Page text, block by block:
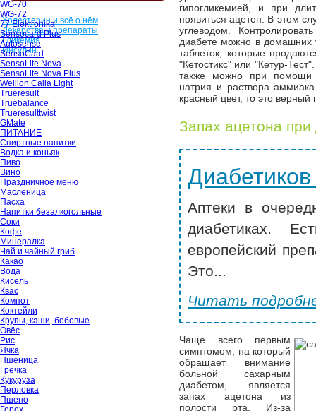
WG-70
WG-72
77 Elektronika
Sensocard Plus
Autosense
SensoCard
SensoLite Nova
SensoLite Nova Plus
Wellion Calla Light
Trueresult
Truebalance
Trueresulttwist
GMate
ПИТАНИЕ
Спиртные напитки
Водка и коньяк
Пиво
Вино
Праздничное меню
Масленица
Пасха
Напитки безалкогольные
Соки
Кофе
Минералка
Чай и чайный гриб
Какао
Вода
Кисель
Квас
Компот
Коктейли
Крупы, каши, бобовые
Овёс
Рис
Ячка
Пшеница
Гречка
Кукуруза
Перловка
Пшено
Холестерин и всё о нём
Лекарства и препараты
Гликемия
Инсулин
гипогликемией, и при
появиться ацетон. В этом
углеводом.
диабете можно в домашних
таблеток, которые
"Кетостикс" или "Кетур-
также можно при помощи
натрия и раствора
красный цвет, то это верный
Запах ацетона при
Аптеки в
диабетиках.
европейский
Это...
Читать
Чаще всего первым
симптомом, на который
обращает внимание
больной сахарным
диабетом, является
запах ацетона из
полости рта. Из-за